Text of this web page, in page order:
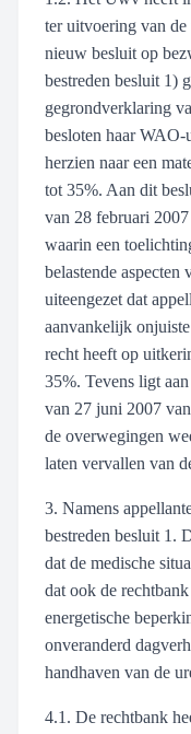
ter uitvoering van de
nieuw besluit op
bestreden besluit 1)
gegrondverklaring
besloten haar
herzien naar een
tot 35%. Aan dit
van 28 februari
waarin een
belastende aspecten
uiteengezet dat
aanvankelijk
recht heeft op
35%. Tevens ligt
van 27 juni 2007
de overwegingen
laten vervallen van
3. Namens
bestreden besluit 1.
dat de medische
dat ook de
energetische
onveranderd
handhaven van de
4.1. De rechtbank